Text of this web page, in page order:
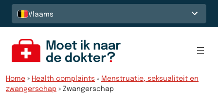
Spring naar de inhoud
Vlaams
Home » Health complaints » Menstruatie, seksualiteit en
zwangerschap » Zwangerschap